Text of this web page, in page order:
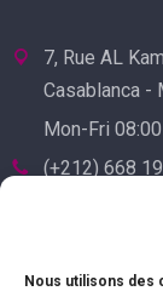
Nous utilisons
7, Rue AL
Casablanca -
Mon-Fri
(+212) 668
(+212) 522